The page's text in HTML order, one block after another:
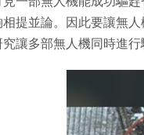
相提並論。因此要讓無
究讓多部無人機同時進